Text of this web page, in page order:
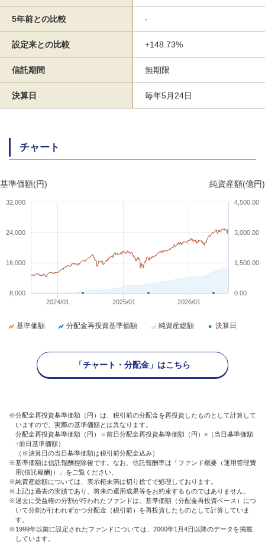
5年前との比較 -
設定来との比較 +148.73%
信託期間 無期限
決算日 毎年5月24日
チャート
基準価額(円) 純資産額(億円)
2024/01 2025/01 2026/01
8,000
16,000
24,000
32,000
0.00
1,500.00
3,000.00
4,500.00
基準価額 分配金再投資基準価額 純資産総額 決算日
「チャート・分配金」はこちら
※分配金再投資基準価額（円）は、税引前の分配金を再投資したものとして計算して
いますので、実際の基準価額とは異なります。
分配金再投資基準価額（円）＝前日分配金再投資基準価額（円）×（当日基準価額
÷前日基準価額）
（※決算日の当日基準価額は税引前分配金込み）
※基準価額は信託報酬控除後です。なお、信託報酬率は「ファンド概要（運用管理費
用(信託報酬)）」をご覧ください。
※純資産総額については、表示桁未満は切り捨てで処理しております。
※上記は過去の実績であり、将来の運用成果等をお約束するものではありません。
※過去に受益権の分割が行われたファンドは、基準価額（分配金再投資ベース）につ
いて分割が行われずかつ分配金（税引前）を再投資したものとして計算していま
す。
※1999年以前に設定されたファンドについては、2000年1月4日以降のデータを掲載
しています。